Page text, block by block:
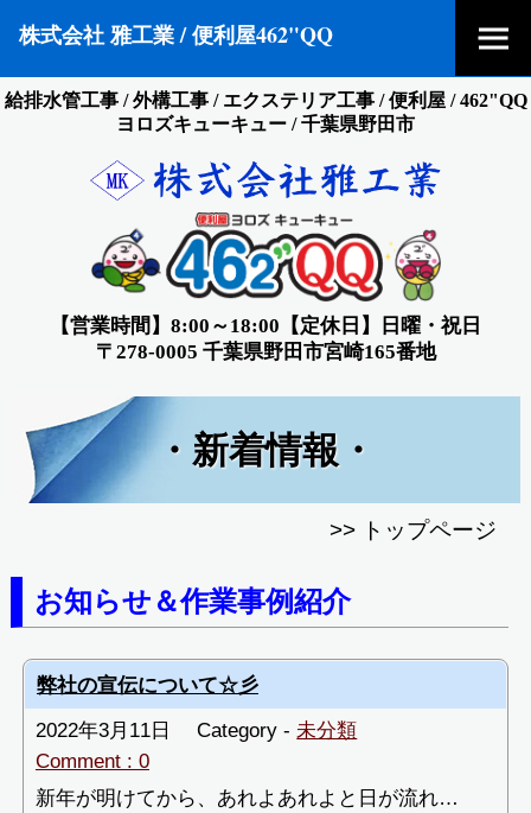
株式会社 雅工業 / 便利屋462"QQ
給排水管工事 / 外構工事 / エクステリア工事 / 便利屋 / 462"QQ
ヨロズキューキュー / 千葉県野田市
【営業時間】8:00～18:00【定休日】日曜・祝日
〒278-0005 千葉県野田市宮崎165番地
・新着情報・
>> トップページ
お知らせ＆作業事例紹介
弊社の宣伝について☆彡
2022年3月11日
Category - 未分類
Comment : 0
新年が明けてから、あれよあれよと日が流れ…